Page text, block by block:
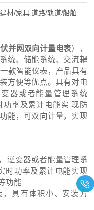
材/家具,道路/轨道/船舶
并网双向计量电表），
统、储能系统、交流耦
款智能仪表，产品具有
方便等优点。具有对电
器或者能量管理系统
功率及累计电能实 现防
能，可双向计量，实现
逆变器或者能量管理系
时功率及累计电能实现
功能
，具有体积小、安装方